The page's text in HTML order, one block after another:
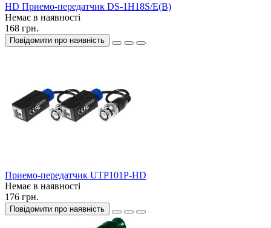
HD Приемо-передатчик DS-1H18S/E(B)
Немає в наявності
168 грн.
Повідомити про наявність
Приемо-передатчик UTP101P-HD
Немає в наявності
176 грн.
Повідомити про наявність